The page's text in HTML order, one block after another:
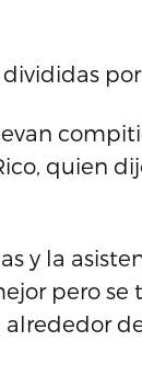
quien
y la
pero